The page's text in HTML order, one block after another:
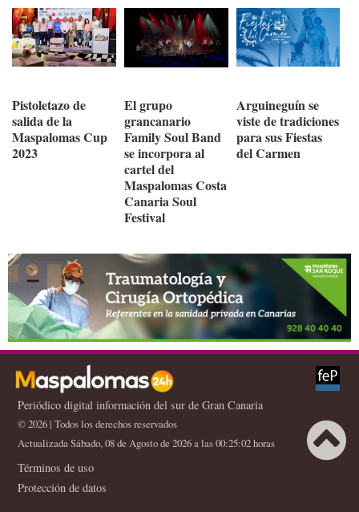
Pistoletazo de
salida de la
Maspalomas Cup
2023
El grupo
grancanario
Family Soul Band
se incorpora al
cartel del
Maspalomas Costa
Canaria Soul
Festival
Arguineguín se
viste de tradiciones
para sus Fiestas
del Carmen
Periódico digital información del sur de Gran Canaria
© 2026 | Todos los derechos reservados
Actualizada Sábado, 08 de Agosto de 2026 a las 00:25:02 horas
Términos de uso
Protección de datos